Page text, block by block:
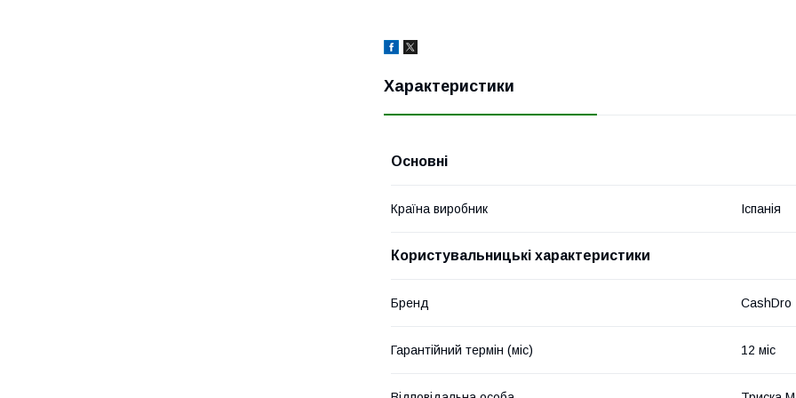
Характеристики
Основні
Країна виробник Іспанія
Користувальницькі характеристики
Бренд CashDro
Гарантійний термін (міс) 12 міс